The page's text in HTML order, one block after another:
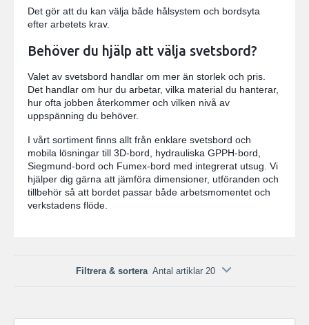
Det gör att du kan välja både hålsystem och bordsyta
efter arbetets krav.
Behöver du hjälp att välja svetsbord?
Valet av svetsbord handlar om mer än storlek och pris.
Det handlar om hur du arbetar, vilka material du hanterar,
hur ofta jobben återkommer och vilken nivå av
uppspänning du behöver.
I vårt sortiment finns allt från enklare svetsbord och
mobila lösningar till 3D-bord, hydrauliska GPPH-bord,
Siegmund-bord och Fumex-bord med integrerat utsug. Vi
hjälper dig gärna att jämföra dimensioner, utföranden och
tillbehör så att bordet passar både arbetsmomentet och
verkstadens flöde.
Filtrera & sortera Antal artiklar 20